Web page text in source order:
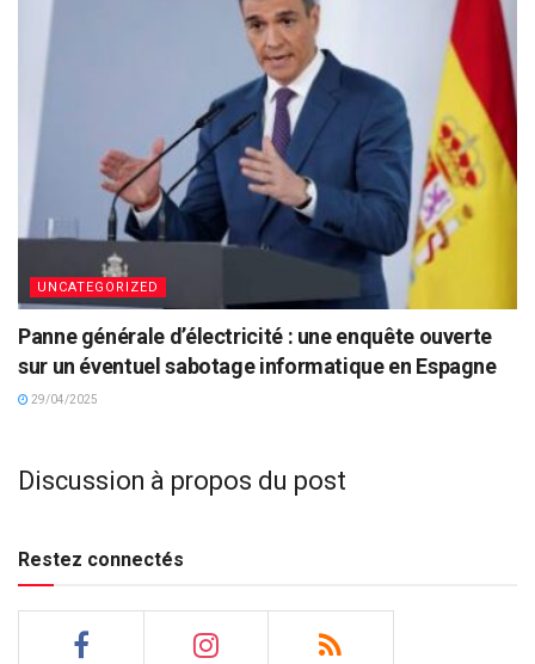
UNCATEGORIZED
Panne générale d’électricité : une enquête ouverte
sur un éventuel sabotage informatique en Espagne
29/04/2025
Discussion à propos du post
Restez connectés